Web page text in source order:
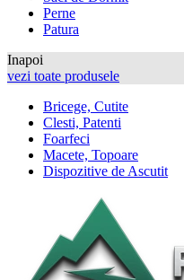
Perne
Patura
Inapoi
vezi toate produsele
Bricege, Cutite
Clesti, Patenti
Foarfeci
Macete, Topoare
Dispozitive de Ascutit